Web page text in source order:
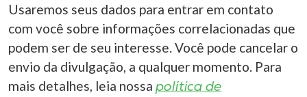
Usaremos seus dados para entrar em contato
com você sobre informações correlacionadas que
podem ser de seu interesse. Você pode cancelar o
envio da divulgação, a qualquer momento. Para
mais detalhes, leia nossa política de